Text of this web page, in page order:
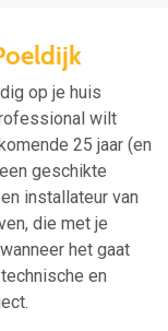
op je huis
wilt
25 jaar (en
geschikte
installateur van
die met je
het gaat
en